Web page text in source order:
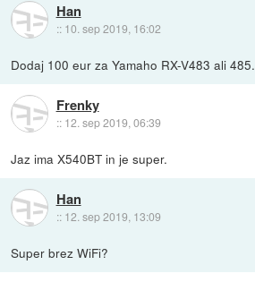
Han
:: 10. sep 2019, 16:02
Dodaj 100 eur za Yamaho RX-V483 ali 485.
Frenky
:: 12. sep 2019, 06:39
Jaz ima X540BT in je super.
Han
:: 12. sep 2019, 13:09
Super brez WiFi?